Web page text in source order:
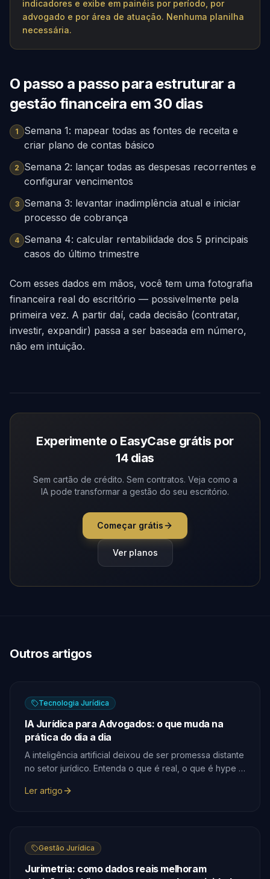
indicadores e exibe em painéis por período, por
advogado e por área de atuação. Nenhuma planilha
necessária.
O passo a passo para estruturar a
gestão financeira em 30 dias
1
Semana 1: mapear todas as fontes de receita e
criar plano de contas básico
2
Semana 2: lançar todas as despesas recorrentes e
configurar vencimentos
3
Semana 3: levantar inadimplência atual e iniciar
processo de cobrança
4 Semana 4: calcular rentabilidade dos 5 principais
casos do último trimestre
Com esses dados em mãos, você tem uma fotografia
financeira real do escritório — possivelmente pela
primeira vez. A partir daí, cada decisão (contratar,
investir, expandir) passa a ser baseada em número,
não em intuição.
Experimente o EasyCase grátis por
14 dias
Sem cartão de crédito. Sem contratos. Veja como a
IA pode transformar a gestão do seu escritório.
Começar grátis
Ver planos
Outros artigos
Tecnologia Jurídica
IA Jurídica para Advogados: o que muda na
prática do dia a dia
A inteligência artificial deixou de ser promessa distante
no setor jurídico. Entenda o que é real, o que é hype e
gerar peças, analisar contratos e prever resultados.
Ler artigo
Gestão Jurídica
Jurimetria: como dados reais melhoram